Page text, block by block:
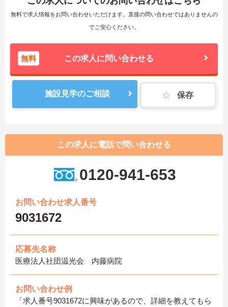
無料で求人情報をお問い合わせいただけます。直接の問い合わせではありませんの
でご安心ください。
無料 この求人に問い合わせる
施設見学のご相談 保存
この求人に電話で問い合わせる
0120-941-653
お問い合わせ求人番号
9031672
応募先名称
医療法人社団温光会 内藤病院
お問い合わせ例
「求人番号9031672に興味があるので、詳細を教えてもら